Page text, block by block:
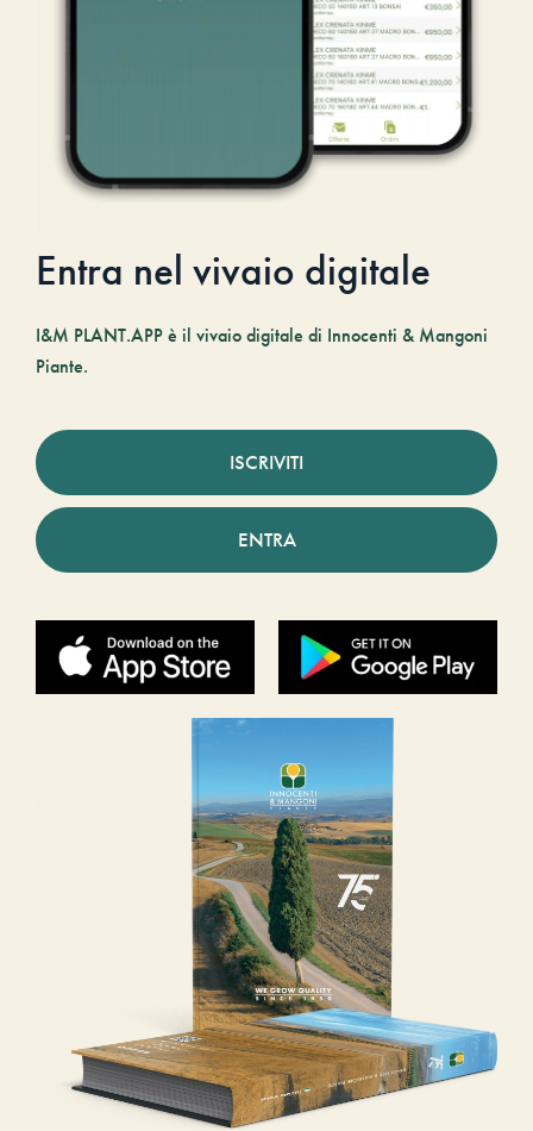
Entra nel vivaio digitale
I&M PLANT.APP è il vivaio digitale di Innocenti & Mangoni
Piante.
ISCRIVITI
ENTRA